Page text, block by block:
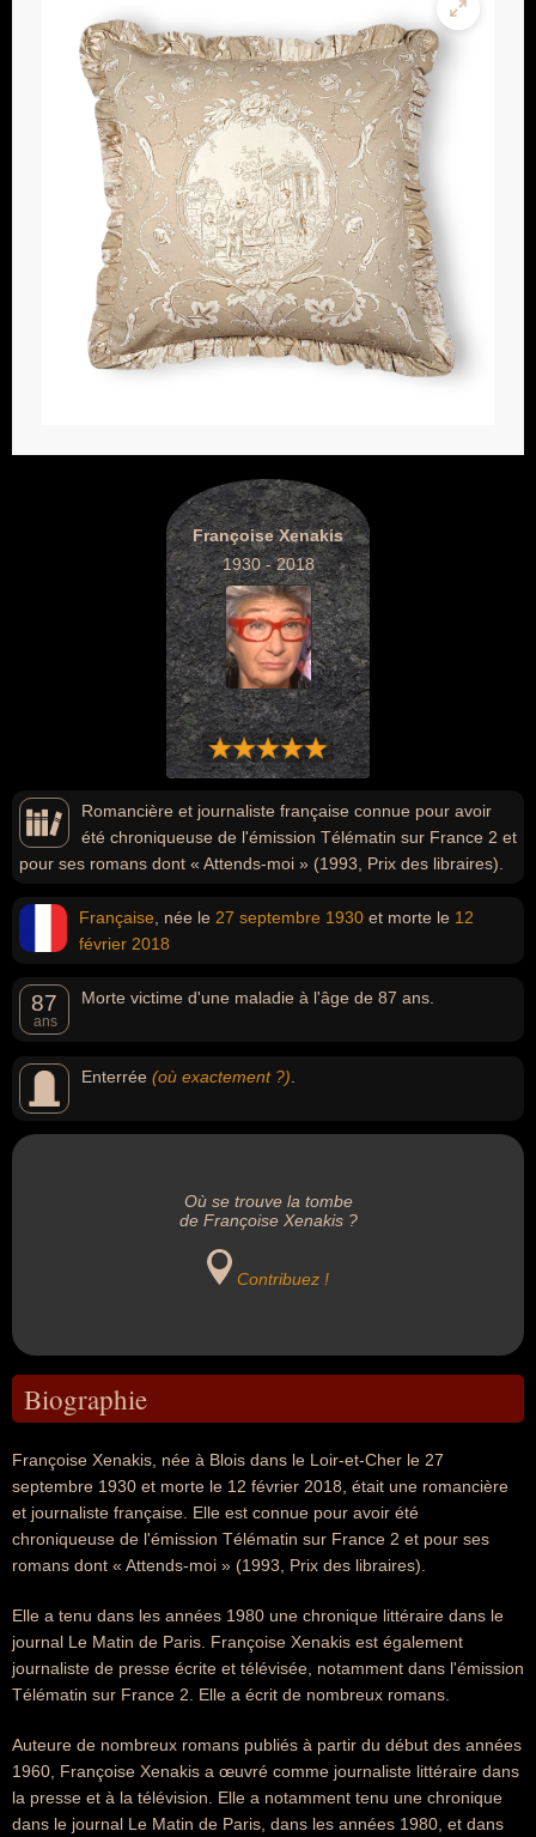
Françoise Xenakis
1930 - 2018
Romancière et journaliste française connue pour avoir
été chroniqueuse de l'émission Télématin sur France 2 et
pour ses romans dont « Attends-moi » (1993, Prix des libraires).
Française , née le 27 septembre 1930 et morte le 12
février 2018
87
ans
Morte victime d'une maladie à l'âge de 87 ans.
Enterrée (où exactement ?)
Où se trouve la tombe
de Françoise Xenakis ?
Contribuez !
Biographie
Françoise Xenakis, née à Blois dans le Loir-et-Cher le 27
septembre 1930 et morte le 12 février 2018, était une romancière
et journaliste française. Elle est connue pour avoir été
chroniqueuse de l'émission Télématin sur France 2 et pour ses
romans dont « Attends-moi » (1993, Prix des libraires).
Elle a tenu dans les années 1980 une chronique littéraire dans le
journal Le Matin de Paris. Françoise Xenakis est également
journaliste de presse écrite et télévisée, notamment dans l'émission
Télématin sur France 2. Elle a écrit de nombreux romans.
Auteure de nombreux romans publiés à partir du début des années
1960, Françoise Xenakis a œuvré comme journaliste littéraire dans
la presse et à la télévision. Elle a notamment tenu une chronique
dans le journal Le Matin de Paris, dans les années 1980, et dans